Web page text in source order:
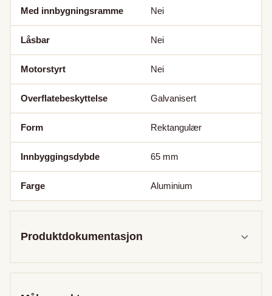
Med innbygningsramme Nei
Låsbar Nei
Motorstyrt Nei
Overflatebeskyttelse Galvanisert
Form Rektangulær
Innbyggingsdybde 65 mm
Farge Aluminium
Produktdokumentasjon